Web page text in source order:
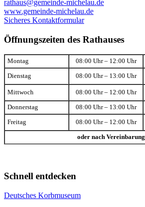
rathaus@gemeinde-michelau.de
www.gemeinde-michelau.de
Sicheres Kontaktformular
Öffnungszeiten des Rathauses
Montag 08:00 Uhr – 12:00 Uhr
Dienstag 08:00 Uhr – 13:00 Uhr
Mittwoch 08:00 Uhr – 12:00 Uhr
Donnerstag 08:00 Uhr – 13:00 Uhr
Freitag 08:00 Uhr – 12:00 Uhr
oder nach Vereinbarung
Schnell entdecken
Deutsches Korbmuseum